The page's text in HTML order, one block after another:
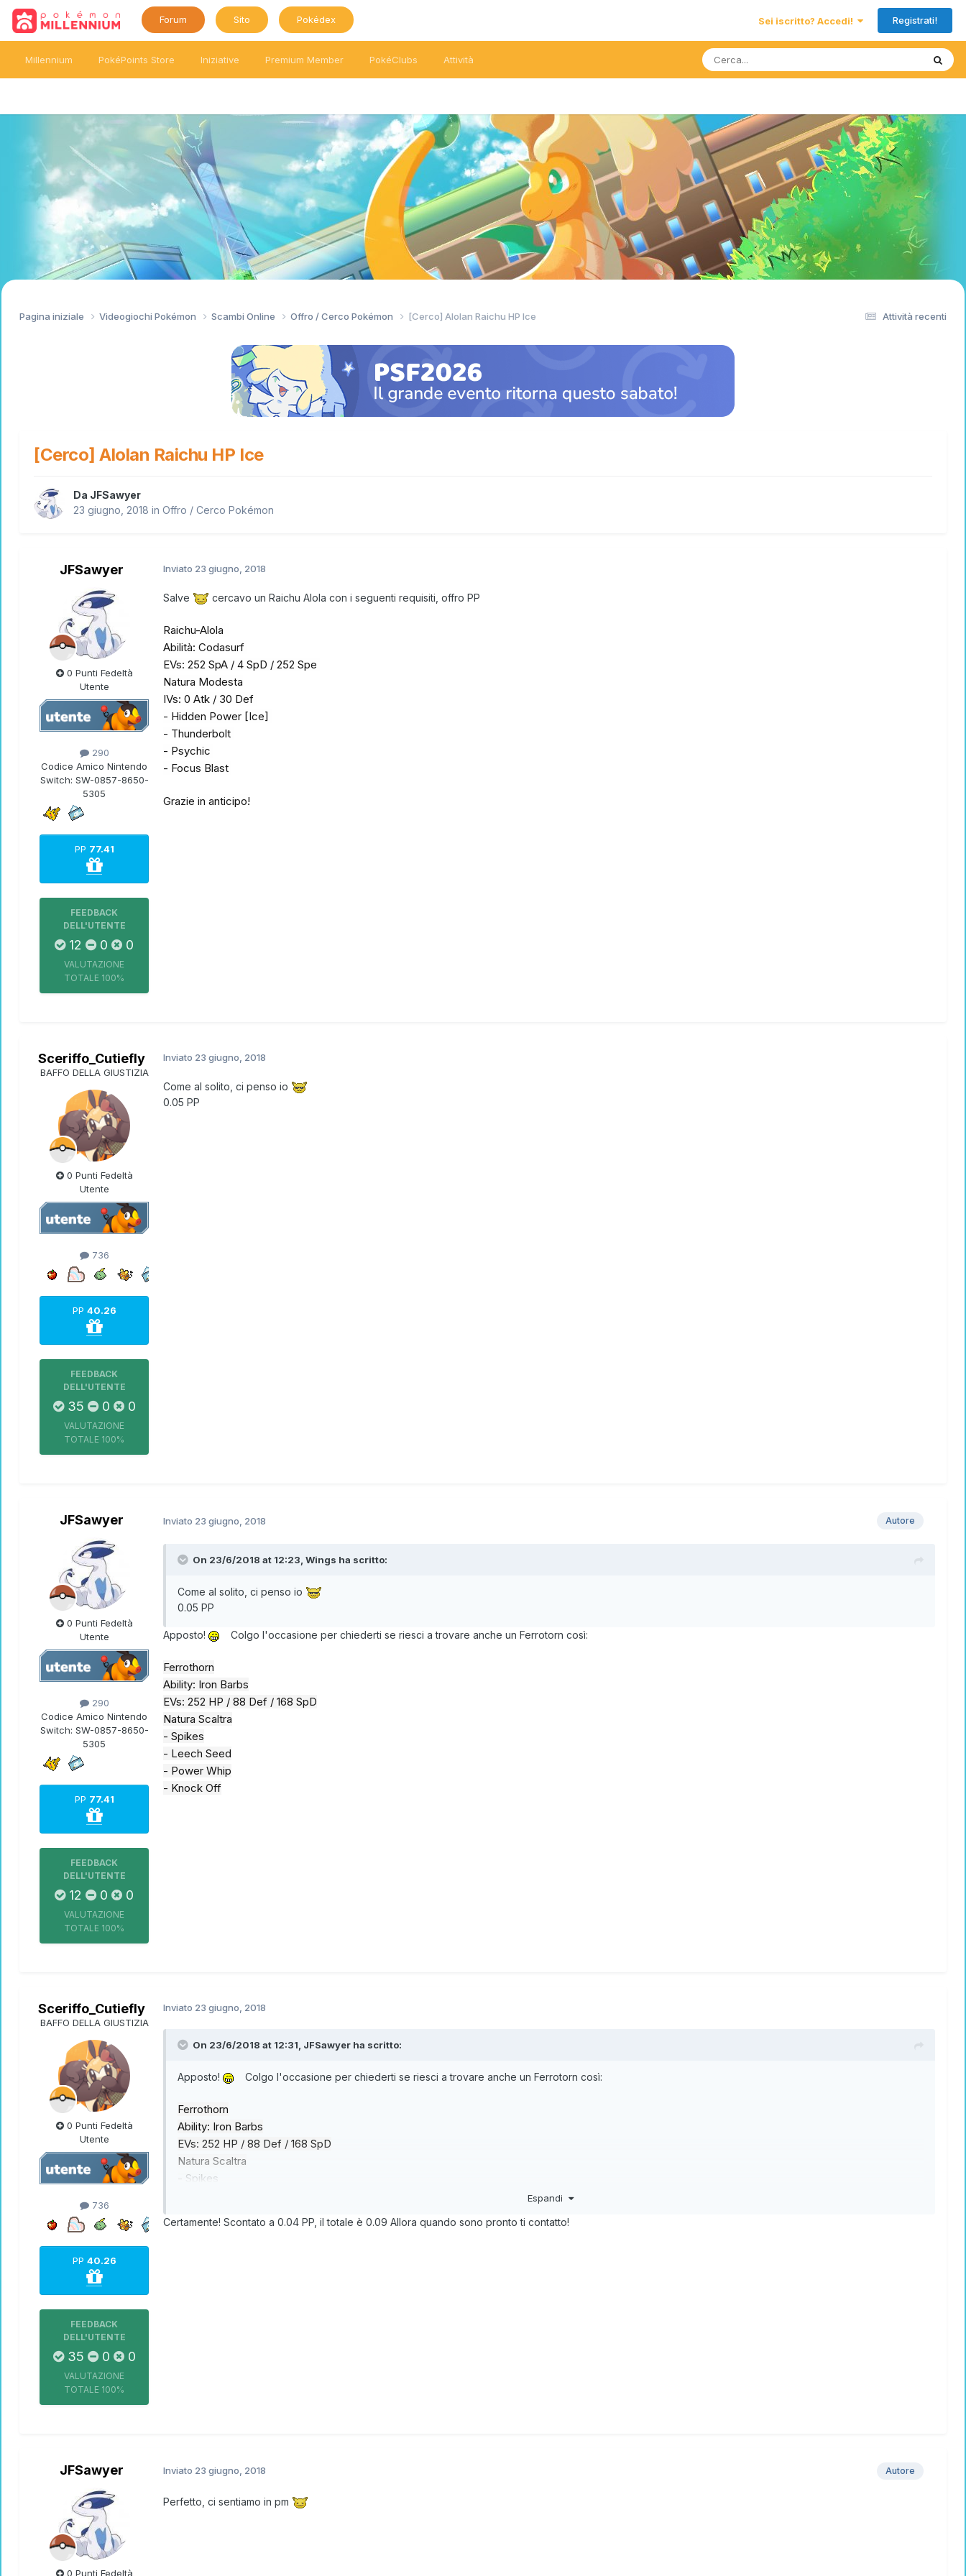
Forum Sito Pokédex Sei iscritto? Accedi! Registrati!
Millennium PokéPoints Store Iniziative Premium Member PokéClubs Attività
Attività recenti
Pagina iniziale Videogiochi Pokémon Scambi Online Offro / Cerco Pokémon [Cerco] Alolan Raichu HP Ice
[Cerco] Alolan Raichu HP Ice
Da JFSawyer
23 giugno, 2018 in Offro / Cerco Pokémon
JFSawyer
0 Punti Fedeltà
Utente
290
Codice Amico Nintendo
Switch: SW-0857-8650-
5305
PP 77.41
FEEDBACK
DELL'UTENTE
12 0 0
VALUTAZIONE
TOTALE 100%
Inviato 23 giugno, 2018
Salve cercavo un Raichu Alola con i seguenti requisiti, offro PP
Raichu-Alola
Abilità: Codasurf
EVs: 252 SpA / 4 SpD / 252 Spe
Natura Modesta
IVs: 0 Atk / 30 Def
- Hidden Power [Ice]
- Thunderbolt
- Psychic
- Focus Blast
Grazie in anticipo!
Sceriffo_Cutiefly
BAFFO DELLA GIUSTIZIA
0 Punti Fedeltà
Utente
736
PP 40.26
FEEDBACK
DELL'UTENTE
35 0 0
VALUTAZIONE
TOTALE 100%
Inviato 23 giugno, 2018
Come al solito, ci penso io
0.05 PP
JFSawyer
0 Punti Fedeltà
Utente
290
Codice Amico Nintendo
Switch: SW-0857-8650-
5305
PP 77.41
FEEDBACK
DELL'UTENTE
12 0 0
VALUTAZIONE
TOTALE 100%
Autore
Inviato 23 giugno, 2018
On 23/6/2018 at 12:23, Wings ha scritto:
Come al solito, ci penso io
0.05 PP
Apposto! Colgo l'occasione per chiederti se riesci a trovare anche un Ferrotorn così:
Ferrothorn
Ability: Iron Barbs
EVs: 252 HP / 88 Def / 168 SpD
Natura Scaltra
- Spikes
- Leech Seed
- Power Whip
- Knock Off
Sceriffo_Cutiefly
BAFFO DELLA GIUSTIZIA
0 Punti Fedeltà
Utente
736
PP 40.26
FEEDBACK
DELL'UTENTE
35 0 0
VALUTAZIONE
TOTALE 100%
Inviato 23 giugno, 2018
On 23/6/2018 at 12:31, JFSawyer ha scritto:
Apposto! Colgo l'occasione per chiederti se riesci a trovare anche un Ferrotorn così:
Ferrothorn
Ability: Iron Barbs
EVs: 252 HP / 88 Def / 168 SpD
Natura Scaltra
- Spikes
- Knock Off
Espandi
Certamente! Scontato a 0.04 PP, il totale è 0.09 Allora quando sono pronto ti contatto!
JFSawyer
0 Punti Fedeltà
Autore
Inviato 23 giugno, 2018
Perfetto, ci sentiamo in pm